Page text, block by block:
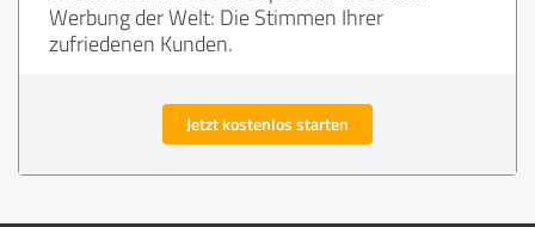
Werbung der Welt: Die Stimmen Ihrer
zufriedenen Kunden.
Jetzt kostenlos starten